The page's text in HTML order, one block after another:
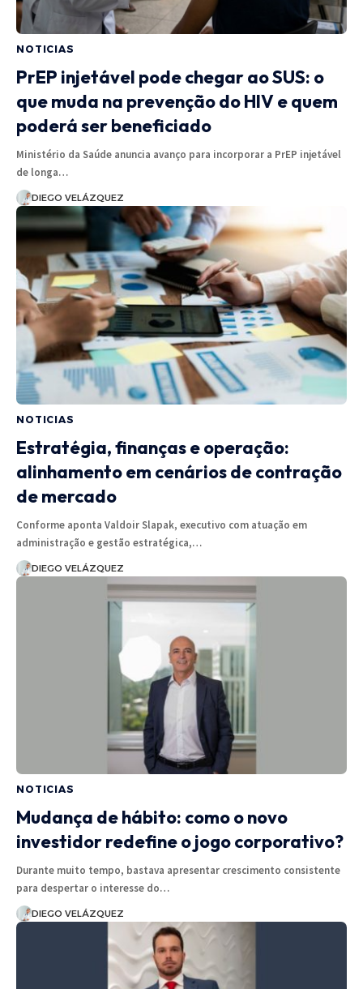
NOTICIAS
PrEP injetável pode chegar ao SUS: o
que muda na prevenção do HIV e quem
poderá ser beneficiado
Ministério da Saúde anuncia avanço para incorporar a PrEP injetável
de longa…
DIEGO VELÁZQUEZ
NOTICIAS
Estratégia, finanças e operação:
alinhamento em cenários de contração
de mercado
Conforme aponta Valdoir Slapak, executivo com atuação em
administração e gestão estratégica,…
DIEGO VELÁZQUEZ
NOTICIAS
Mudança de hábito: como o novo
investidor redefine o jogo corporativo?
Durante muito tempo, bastava apresentar crescimento consistente
para despertar o interesse do…
DIEGO VELÁZQUEZ